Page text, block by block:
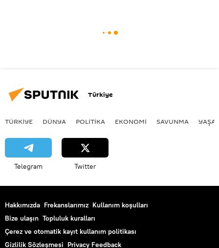
Türkiye
TÜRKIYE DÜNYA POLİTİKA EKONOMİ SAVUNMA
Telegram Twitter
Hakkımızda Frekanslarımız Kullanım koşulları
Bize ulaşın Topluluk kuralları
Çerez ve otomatik kayıt kullanım politikası
Gizlilik Sözleşmesi Privacy Feedback